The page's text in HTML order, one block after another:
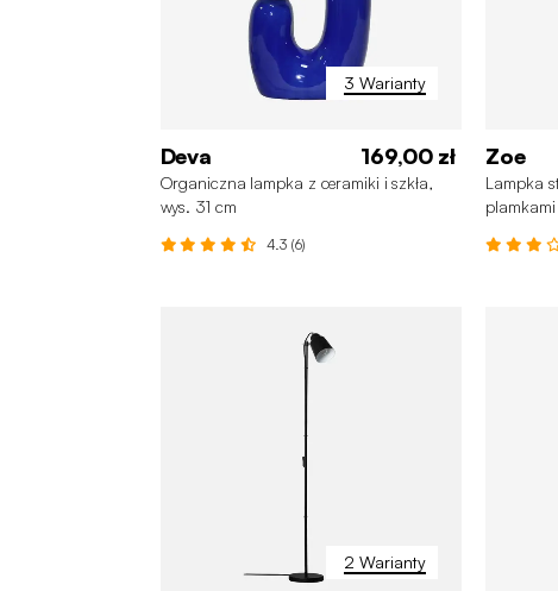
3 Warianty
Deva 169,00 zł
Organiczna lampka z ceramiki i szkła,
wys. 31 cm
4.3 (6)
Zoe
Lampka
2 Warianty